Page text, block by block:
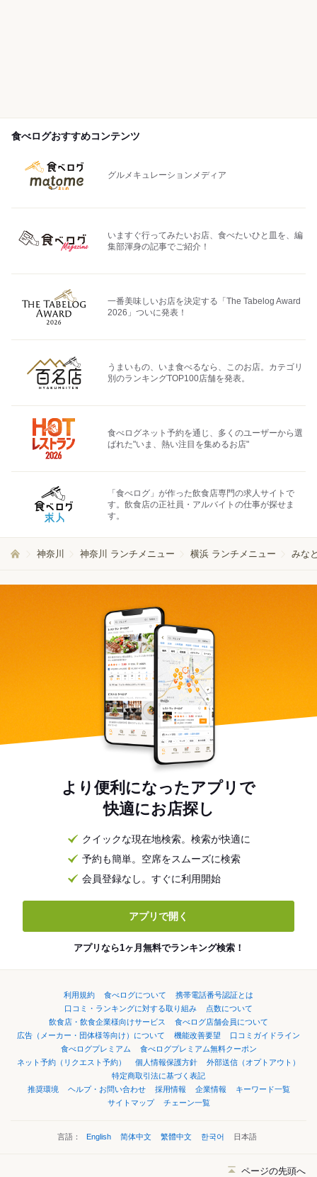
食べログおすすめコンテンツ
グルメキュレーションメディア
いますぐ行ってみたいお店、食べたいひと皿を、編
集部渾身の記事でご紹介！
一番美味しいお店を決定する「The Tabelog Award
2026」ついに発表！
うまいもの、いま食べるなら、このお店。カテゴリ
別のランキングTOP100店舗を発表。
食べログネット予約を通じ、多くのユーザーから選
ばれた"いま、熱い注目を集めるお店"
「食べログ」が作った飲食店専門の求人サイトで
す。飲食店の正社員・アルバイトの仕事が探せま
す。
神奈川 神奈川 ランチメニュー 横浜 ランチメニュー みな
より便利になったアプリで
快適にお店探し
クイックな現在地検索。検索が快適に
予約も簡単。空席をスムーズに検索
会員登録なし。すぐに利用開始
アプリで開く
アプリなら1ヶ月無料でランキング検索！
利用規約 食べログについて
携帯電話番号認証とは
口コミ・ランキングに対する取り組み
点数について
飲食店・飲食企業様向けサービス
食べログ店舗会員について
広告（メーカー・団体様等向け）について
機能改善要望
口コミガイドライン
食べログプレミアム
食べログプレミアム無料クーポン
ネット予約（リクエスト予約）
個人情報保護方針
外部送信（オプトアウト）
特定商取引法に基づく表記
推奨環境
ヘルプ・お問い合わせ 採用情報 企業情報
キーワード一覧
サイトマップ
チェーン一覧
言語： English 简体中文 繁體中文 한국어 日本語
ページの先頭へ